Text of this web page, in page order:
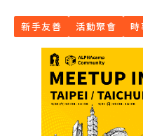
新手友善 活動聚會 時